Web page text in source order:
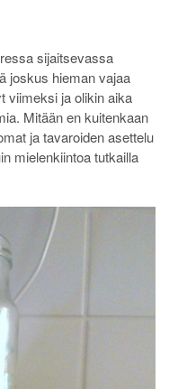
sijaitsevassa
joskus hieman vajaa
viimeksi ja olikin aika
Mitään en kuitenkaan
ja tavaroiden asettelu
mielenkiintoa tutkailla